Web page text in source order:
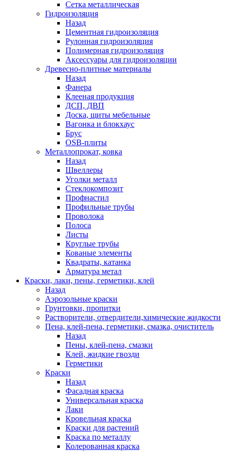
Сетка металлическая
Гидроизоляция
Назад
Цементная гидроизоляция
Рулонная гидроизоляция
Полимерная гидроизоляция
Аксессуары для гидроизоляции
Древесно-плитные материалы
Назад
Фанера
Клееная продукция
ДСП, ДВП
Доска, щиты мебельные
Вагонка и блокхаус
Брус
OSB-плиты
Металлопрокат, ковка
Назад
Швеллеры
Уголки металл
Стеклокомпозит
Профнастил
Профильные трубы
Проволока
Полоса
Листы
Круглые трубы
Кованые элементы
Квадраты, катанка
Арматура метал
Краски, лаки, пены, герметики, клей
Назад
Аэрозольные краски
Грунтовки, пропитки
Растворители, отвердители,химические жидкости
Пена, клей-пена, герметики, смазка, очиститель
Назад
Пены, клей-пена, смазки
Клей, жидкие гвозди
Герметики
Краски
Назад
Фасадная краска
Универсальная краска
Лаки
Кровельная краска
Краски для растений
Краска по металлу
Колерованная краска